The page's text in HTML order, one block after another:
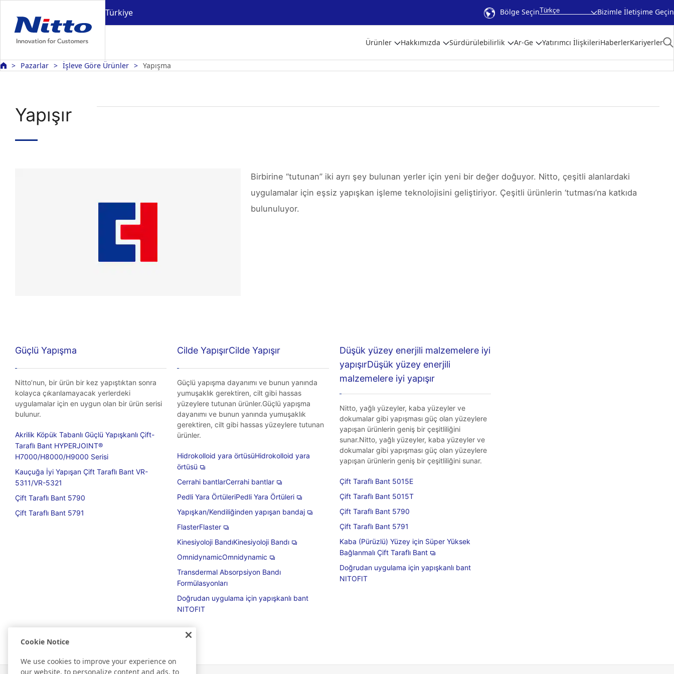
Türkiye Bölge SeçinTürkçe Bizimle İletişime Geçin
Ürünler Hakkımızda Sürdürülebilirlik Ar-Ge Yatırımcı İlişkileriHaberlerKariyerler
Pazarlar İşleve Göre Ürünler Yapışma
Yapışır
Birbirine “tutunan” iki ayrı şey bulunan yerler için yeni bir değer doğuyor. Nitto, çeşitli alanlardaki
uygulamalar için eşsiz yapışkan işleme teknolojisini geliştiriyor. Çeşitli ürünlerin ‘tutması’na katkıda
bulunuluyor.
Güçlü Yapışma
Nitto’nun, bir ürün bir kez yapıştıktan sonra
kolayca çıkarılamayacak yerlerdeki
uygulamalar için en uygun olan bir ürün serisi
bulunur.
Akrilik Köpük Tabanlı Güçlü Yapışkanlı Çift-
Taraflı Bant HYPERJOINT®
H7000/H8000/H9000 Serisi
Kauçuğa İyi Yapışan Çift Taraflı Bant VR-
5311/VR-5321
Çift Taraflı Bant 5790
Çift Taraflı Bant 5791
Cilde YapışırCilde Yapışır
Güçlü yapışma dayanımı ve bunun yanında
yumuşaklık gerektiren, cilt gibi hassas
yüzeylere tutunan ürünler.Güçlü yapışma
dayanımı ve bunun yanında yumuşaklık
gerektiren, cilt gibi hassas yüzeylere tutunan
ürünler.
Hidrokolloid yara örtüsüHidrokolloid yara
örtüsü
Cerrahi bantlarCerrahi bantlar
Pedli Yara ÖrtüleriPedli Yara Örtüleri
Yapışkan/Kendiliğinden yapışan bandaj
FlasterFlaster
Kinesiyoloji BandıKinesiyoloji Bandı
OmnidynamicOmnidynamic
Transdermal Absorpsiyon Bandı
Formülasyonları
Doğrudan uygulama için yapışkanlı bant
NITOFIT
Düşük yüzey enerjili malzemelere iyi
yapışırDüşük yüzey enerjili
malzemelere iyi yapışır
Nitto, yağlı yüzeyler, kaba yüzeyler ve
dokumalar gibi yapışması güç olan yüzeylere
yapışan ürünlerin geniş bir çeşitliliğini
sunar.Nitto, yağlı yüzeyler, kaba yüzeyler ve
dokumalar gibi yapışması güç olan yüzeylere
yapışan ürünlerin geniş bir çeşitliliğini sunar.
Çift Taraflı Bant 5015E
Çift Taraflı Bant 5015T
Çift Taraflı Bant 5790
Çift Taraflı Bant 5791
Kaba (Pürüzlü) Yüzey için Süper Yüksek
Bağlanmalı Çift Taraflı Bant
Doğrudan uygulama için yapışkanlı bant
NITOFIT
Cookie Notice
We use cookies to improve your experience on
our website, to personalize content and ads, to